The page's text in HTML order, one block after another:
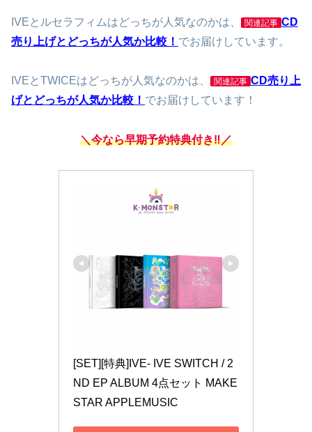
IVEとルセラフィムはどっちが人気なのかは、 関連記事 CD
売り上げとどっちが人気か比較！ でお届けしています。
IVEとTWICEはどっちが人気なのかは、 関連記事 CD売り上
げとどっちが人気か比較！ でお届けしています！
＼今なら早期予約特典付き‼／
[SET][特典]IVE- IVE SWITCH / 2
ND EP ALBUM 4点セット MAKE
STAR APPLEMUSIC